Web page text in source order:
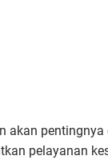
akan
pelayanan